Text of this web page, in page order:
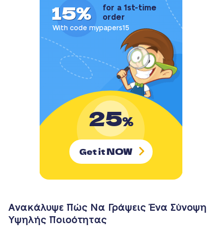
15%
for a 1st-time
order
With code mypapers15
25%
Get itNOW
Ανακάλυψε Πώς Να Γράψεις Ένα Σύνοψη
Υψηλής Ποιοότητας